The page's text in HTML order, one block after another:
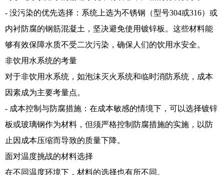
- 没污染的优先选择：系统上选为不锈钢（型号304或316）或
内衬防腐的钢筋混凝土，坚决避免使用镀锌板。这些材料能
够有效保障水质不受二次污染，确保人们的饮用水安全。
非饮用水系统的考量
对于非饮用水系统，如泡沫灭火系统和临时消防系统，成本
因素成为主要考量点。
- 成本控制与防腐措施：在成本敏感的情境下，可以选择镀锌
板或玻璃钢作为材料，但须严格控制防腐措施的实施，以防
止因成本压缩而导致的质量下降。
面对温度挑战的材料选择
在不同温度环境下，材料的选择也有所不同。